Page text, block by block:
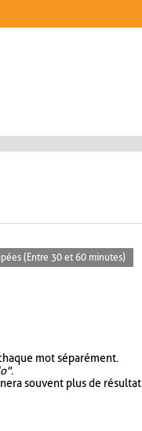
(Entre 30 et 60 minutes)
mot séparément.
.
souvent plus de résultat